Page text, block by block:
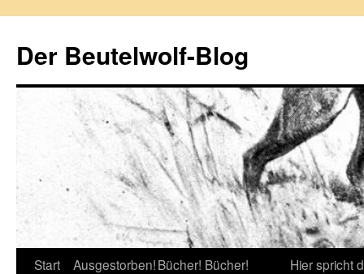
springen
Der Beutelwolf-Blog
Start Ausgestorben!Bücher! Bücher!
Hier spricht